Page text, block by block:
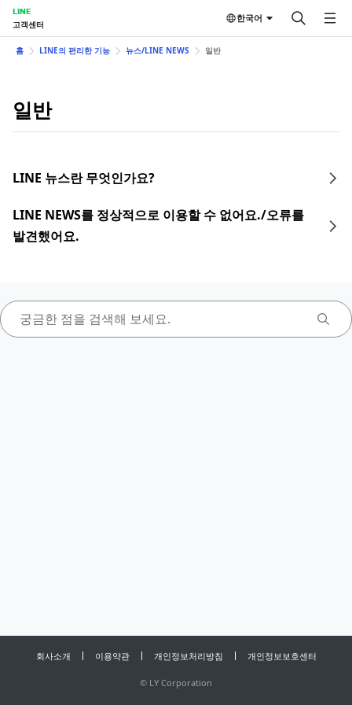
LINE
고객센터
한국어
홈 LINE의 편리한 기능 뉴스/LINE NEWS 일반
일반
LINE 뉴스란 무엇인가요?
LINE NEWS를 정상적으로 이용할 수 없어요./오류를
발견했어요.
회사소개 이용약관 개인정보처리방침 개인정보보호센터
© LY Corporation